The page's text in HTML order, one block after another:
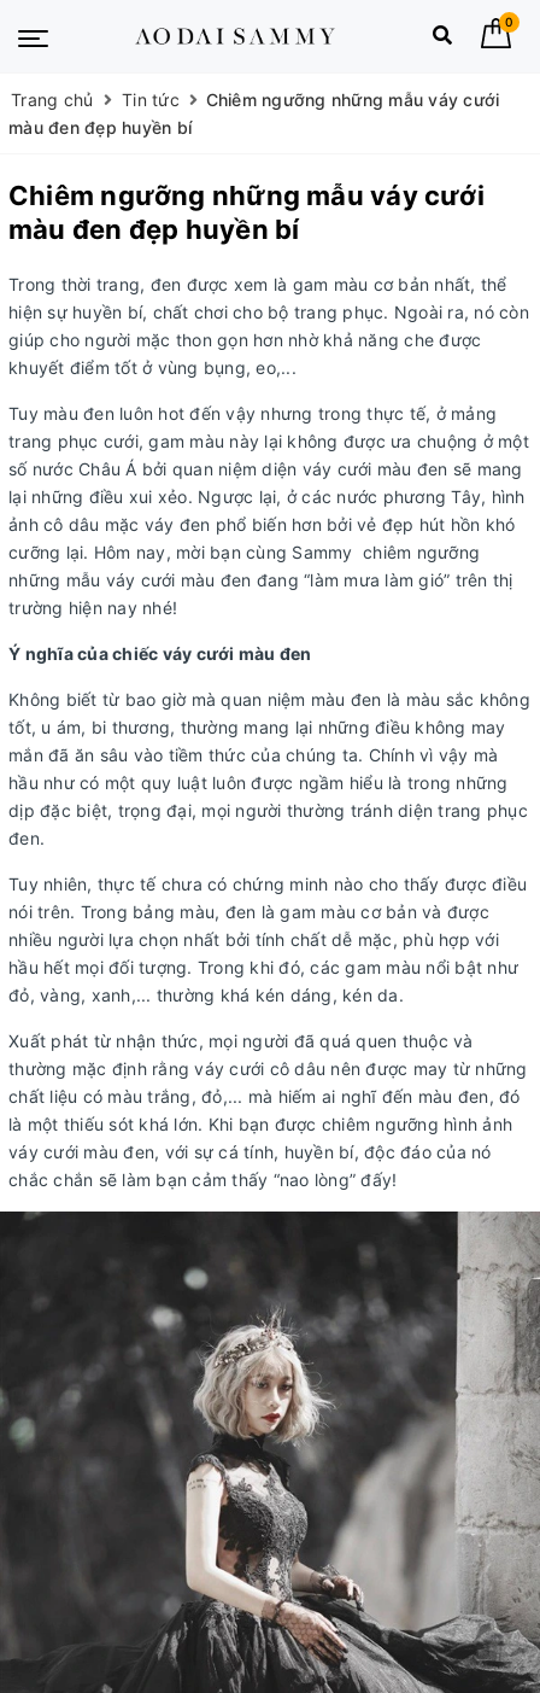
0
Trang chủ Tin tức
Chiêm ngưỡng những mẫu váy cưới
màu đen đẹp huyền bí
Chiêm ngưỡng những mẫu váy cưới
màu đen đẹp huyền bí
Trong thời trang, đen được xem là gam màu cơ bản nhất, thể
hiện sự huyền bí, chất chơi cho bộ trang phục. Ngoài ra, nó còn
giúp cho người mặc thon gọn hơn nhờ khả năng che được
khuyết điểm tốt ở vùng bụng, eo,...
Tuy màu đen luôn hot đến vậy nhưng trong thực tế, ở mảng
trang phục cưới, gam màu này lại không được ưa chuộng ở một
số nước Châu Á bởi quan niệm diện váy cưới màu đen sẽ mang
lại những điều xui xẻo. Ngược lại, ở các nước phương Tây, hình
ảnh cô dâu mặc váy đen phổ biến hơn bởi vẻ đẹp hút hồn khó
cưỡng lại. Hôm nay, mời bạn cùng Sammy chiêm ngưỡng
những mẫu váy cưới màu đen đang “làm mưa làm gió” trên thị
trường hiện nay nhé!
Ý nghĩa của chiếc váy cưới màu đen
Không biết từ bao giờ mà quan niệm màu đen là màu sắc không
tốt, u ám, bi thương, thường mang lại những điều không may
mắn đã ăn sâu vào tiềm thức của chúng ta. Chính vì vậy mà
hầu như có một quy luật luôn được ngầm hiểu là trong những
dịp đặc biệt, trọng đại, mọi người thường tránh diện trang phục
đen.
Tuy nhiên, thực tế chưa có chứng minh nào cho thấy được điều
nói trên. Trong bảng màu, đen là gam màu cơ bản và được
nhiều người lựa chọn nhất bởi tính chất dễ mặc, phù hợp với
hầu hết mọi đối tượng. Trong khi đó, các gam màu nổi bật như
đỏ, vàng, xanh,... thường khá kén dáng, kén da.
Xuất phát từ nhận thức, mọi người đã quá quen thuộc và
thường mặc định rằng váy cưới cô dâu nên được may từ những
chất liệu có màu trắng, đỏ,... mà hiếm ai nghĩ đến màu đen, đó
là một thiếu sót khá lớn. Khi bạn được chiêm ngưỡng hình ảnh
váy cưới màu đen, với sự cá tính, huyền bí, độc đáo của nó
chắc chắn sẽ làm bạn cảm thấy “nao lòng” đấy!